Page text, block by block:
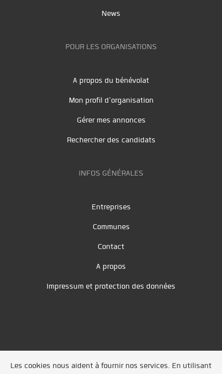
News
POUR LES ORGANISATIONS
A propos du bénévolat
Mon profil d'organisation
Gérer mes annonces
Rechercher des candidats
INFOS GÉNÉRALES
Entreprises
Communes
Contact
A propos
Impressum et protection des données
Les cookies nous aident à fournir nos services. En utilisant